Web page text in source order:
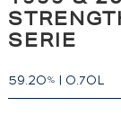
SERIE
59.20% | 0.70L